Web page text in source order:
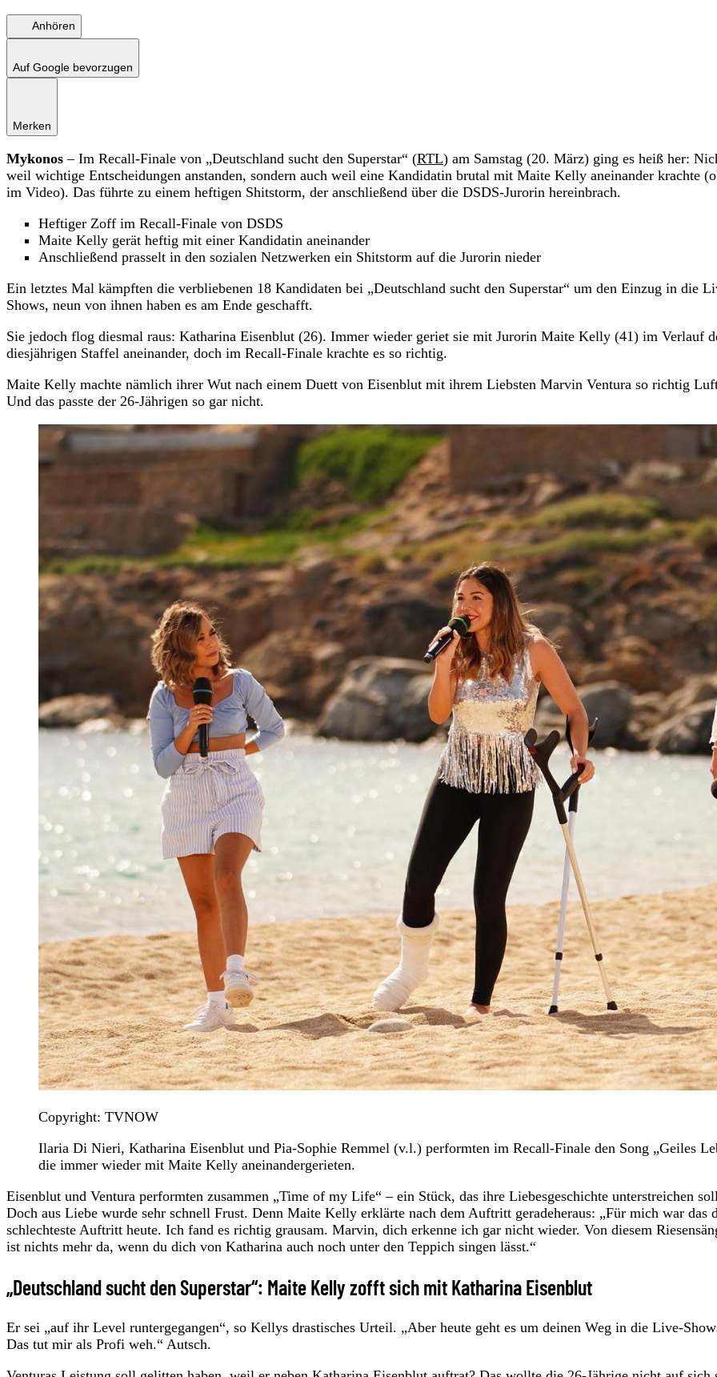
Anhören
Auf Google bevorzugen
Merken
Mykonos – Im Recall-Finale von „Deutschland sucht den Superstar“ (RTL) am Samstag (20. März) ging es heiß her:
weil wichtige Entscheidungen anstanden, sondern auch weil eine Kandidatin brutal mit Maite Kelly aneinander krachte
im Video). Das führte zu einem heftigen Shitstorm, der anschließend über die DSDS-Jurorin hereinbrach.
Heftiger Zoff im Recall-Finale von DSDS
Maite Kelly gerät heftig mit einer Kandidatin aneinander
Anschließend prasselt in den sozialen Netzwerken ein Shitstorm auf die Jurorin nieder
Ein letztes Mal kämpften die verbliebenen 18 Kandidaten bei „Deutschland sucht den Superstar“ um den Einzug in die
Shows, neun von ihnen haben es am Ende geschafft.
Sie jedoch flog diesmal raus: Katharina Eisenblut (26). Immer wieder geriet sie mit Jurorin Maite Kelly (41) im Verlauf
diesjährigen Staffel aneinander, doch im Recall-Finale krachte es so richtig.
Maite Kelly machte nämlich ihrer Wut nach einem Duett von Eisenblut mit ihrem Liebsten Marvin Ventura so richtig
Und das passte der 26-Jährigen so gar nicht.
Copyright: TVNOW
Ilaria Di Nieri, Katharina Eisenblut und Pia-Sophie Remmel (v.l.) performten im Recall-Finale den Song „Geiles
die immer wieder mit Maite Kelly aneinandergerieten.
Eisenblut und Ventura performten zusammen „Time of my Life“ – ein Stück, das ihre Liebesgeschichte unterstreichen
Doch aus Liebe wurde sehr schnell Frust. Denn Maite Kelly erklärte nach dem Auftritt geradeheraus: „Für mich war das
schlechteste Auftritt heute. Ich fand es richtig grausam. Marvin, dich erkenne ich gar nicht wieder. Von diesem
ist nichts mehr da, wenn du dich von Katharina auch noch unter den Teppich singen lässt.“
„Deutschland sucht den Superstar“: Maite Kelly zofft sich mit Katharina Eisenblut
Er sei „auf ihr Level runtergegangen“, so Kellys drastisches Urteil. „Aber heute geht es um deinen Weg in die Live-
Das tut mir als Profi weh.“ Autsch.